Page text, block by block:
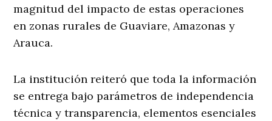
magnitud del impacto de estas operaciones
en zonas rurales de Guaviare, Amazonas y
Arauca.
La institución reiteró que toda la información
se entrega bajo parámetros de independencia
técnica y transparencia, elementos esenciales